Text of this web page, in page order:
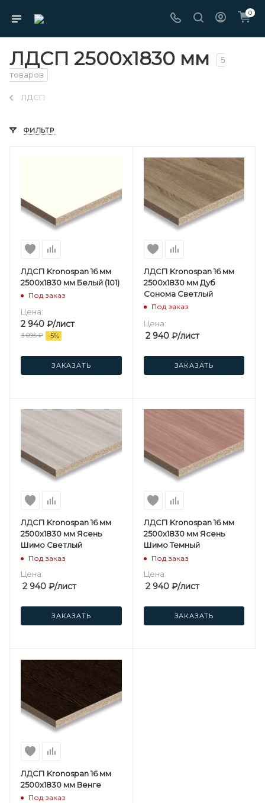
0
ЛДСП 2500х1830 мм
5
товаров
ЛДСП
ФИЛЬТР
ЛДСП Kronospan 16 мм
2500х1830 мм Белый (101)
Под заказ
Цена:
2 940 ₽/лист
3 095₽ -5%
ЗАКАЗАТЬ
ЛДСП Kronospan 16 мм
2500х1830 мм Дуб
Сонома Светлый
Под заказ
Цена:
2 940₽/лист
ЗАКАЗАТЬ
ЛДСП Kronospan 16 мм
2500х1830 мм Ясень
Шимо Светлый
Под заказ
Цена:
2 940 ₽/лист
ЗАКАЗАТЬ
ЛДСП Kronospan 16 мм
2500х1830 мм Ясень
Шимо Темный
Под заказ
Цена:
2 940₽/лист
ЗАКАЗАТЬ
ЛДСП Kronospan 16 мм
2500х1830 мм Венге
Под заказ